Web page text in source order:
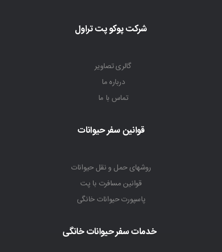
شرکت پوکو پت تراول
گالری تصاویر
درباره ما
تماس با ما
قوانین سفر حیوانات
روشهای حمل و نقل حیوانات
قوانین مسافرت با پت
پاسپورت حیوانات خانگی
خدمات سفر حیوانات خانگی